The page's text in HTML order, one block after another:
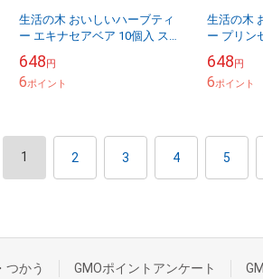
生活の木 おいしいハーブティ
ー エキナセアベア 10個入 ス
648円
6ポイント
生活の木
ー プリン
648円
6ポイント
1 2 3 4 5
つかう GMOポイントアンケート